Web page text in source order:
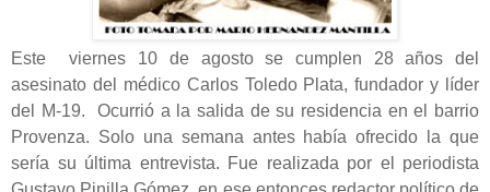
Este viernes 10 de agosto se cumplen 28 años del
asesinato del médico Carlos Toledo Plata, fundador y líder
del M-19. Ocurrió a la salida de su residencia en el barrio
Provenza. Solo una semana antes había ofrecido la que
sería su última entrevista. Fue realizada por el periodista